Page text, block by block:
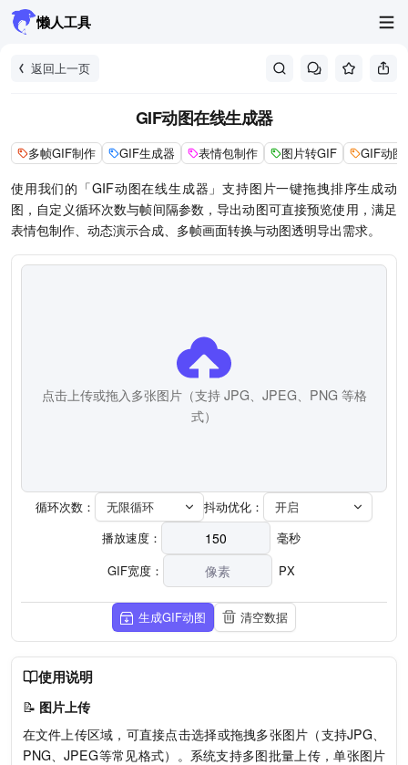
懒人工具
返回上一页
GIF动图在线生成器
多帧GIF制作 GIF生成器 表情包制作 图片转GIF GIF动图
使用我们的「GIF动图在线生成器」支持图片一键拖拽排序生成动
图，自定义循环次数与帧间隔参数，导出动图可直接预览使用，满足
表情包制作、动态演示合成、多帧画面转换与动图透明导出需求。
点击上传或拖入多张图片（支持 JPG、JPEG、PNG 等格
式）
循环次数： 无限循环 抖动优化：
开启
播放速度：
毫秒
GIF宽度：
PX
生成GIF动图 清空数据
使用说明
📝 图片上传
在文件上传区域，可直接点击选择或拖拽多张图片（支持JPG、
PNG、JPEG等常见格式）。系统支持多图批量上传，单张图片